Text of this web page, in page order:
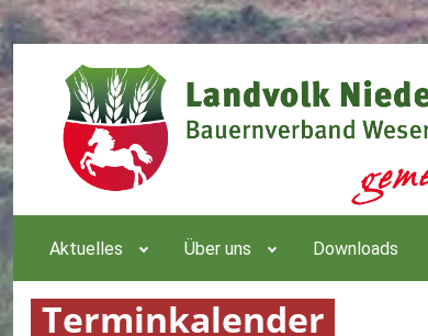
Aktuelles Über uns Downloads
Terminkalender